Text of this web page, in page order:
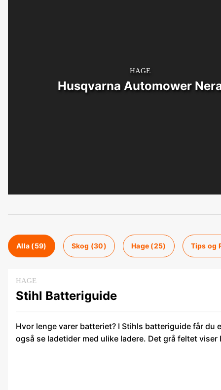
HAGE
Husqvarna Automower
Alla (59) Skog (30) Hage (25) Tips og
HAGE
Stihl Batteriguide
Hvor lenge varer batteriet? I Stihls batteriguide får du
også se ladetider med ulike ladere. Det grå feltet